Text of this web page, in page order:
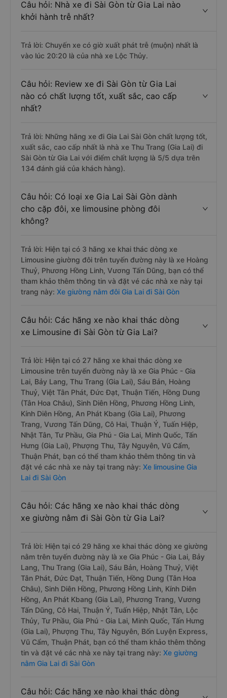
Câu hỏi: Nhà xe đi Sài Gòn từ Gia Lai nào
khởi hành trễ nhất?
Trả lời: Chuyến xe có giờ xuất phát trễ (muộn) nhất là
vào lúc 20:20 là của nhà xe Lộc Thủy.
Câu hỏi: Review xe đi Sài Gòn từ Gia Lai
nào có chất lượng tốt, xuất sắc, cao cấp
nhất?
Trả lời: Những hãng xe đi Gia Lai Sài Gòn chất lượng tốt,
xuất sắc, cao cấp nhất là nhà xe Thu Trang (Gia Lai) đi
Sài Gòn từ Gia Lai với điểm chất lượng là 5/5 dựa trên
134 đánh giá của khách hàng).
Câu hỏi: Có loại xe Gia Lai Sài Gòn dành
cho cặp đôi, xe limousine phòng đôi
không?
Trả lời: Hiện tại có 3 hãng xe khai thác dòng xe
Limousine giường đôi trên tuyến đường này là xe Hoàng
Thuỷ, Phương Hồng Linh, Vương Tấn Dũng, bạn có thể
tham khảo thêm thông tin và đặt vé các nhà xe này tại
trang này: Xe giường nằm đôi Gia Lai đi Sài Gòn
Câu hỏi: Các hãng xe nào khai thác dòng
xe Limousine đi Sài Gòn từ Gia Lai?
Trả lời: Hiện tại có 27 hãng xe khai thác dòng xe
Limousine trên tuyến đường này là xe Gia Phúc - Gia
Lai, Bảy Lang, Thu Trang (Gia Lai), Sáu Bản, Hoàng
Thuỷ, Việt Tân Phát, Đức Đạt, Thuận Tiến, Hồng Dung
(Tân Hoa Châu), Sinh Diên Hồng, Phương Hồng Linh,
Kính Diên Hồng, An Phát Kbang (Gia Lai), Phương
Trang, Vương Tấn Dũng, Cô Hai, Thuận Ý, Tuấn Hiệp,
Nhật Tân, Tư Phầu, Gia Phú - Gia Lai, Minh Quốc, Tấn
Hưng (Gia Lai), Phượng Thu, Tây Nguyên, Vũ Cẩm,
Thuận Phát, bạn có thể tham khảo thêm thông tin và
đặt vé các nhà xe này tại trang này: Xe limousine Gia
Lai đi Sài Gòn
Câu hỏi: Các hãng xe nào khai thác dòng
xe giường nằm đi Sài Gòn từ Gia Lai?
Trả lời: Hiện tại có 29 hãng xe khai thác dòng xe giường
nằm trên tuyến đường này là xe Gia Phúc - Gia Lai, Bảy
Lang, Thu Trang (Gia Lai), Sáu Bản, Hoàng Thuỷ, Việt
Tân Phát, Đức Đạt, Thuận Tiến, Hồng Dung (Tân Hoa
Châu), Sinh Diên Hồng, Phương Hồng Linh, Kính Diên
Hồng, An Phát Kbang (Gia Lai), Phương Trang, Vương
Tấn Dũng, Cô Hai, Thuận Ý, Tuấn Hiệp, Nhật Tân, Lộc
Thủy, Tư Phầu, Gia Phú - Gia Lai, Minh Quốc, Tấn Hưng
(Gia Lai), Phượng Thu, Tây Nguyên, Bốn Luyện Express,
Vũ Cẩm, Thuận Phát, bạn có thể tham khảo thêm thông
tin và đặt vé các nhà xe này tại trang này: Xe giường
nằm Gia Lai đi Sài Gòn
Câu hỏi: Các hãng xe nào khai thác dòng